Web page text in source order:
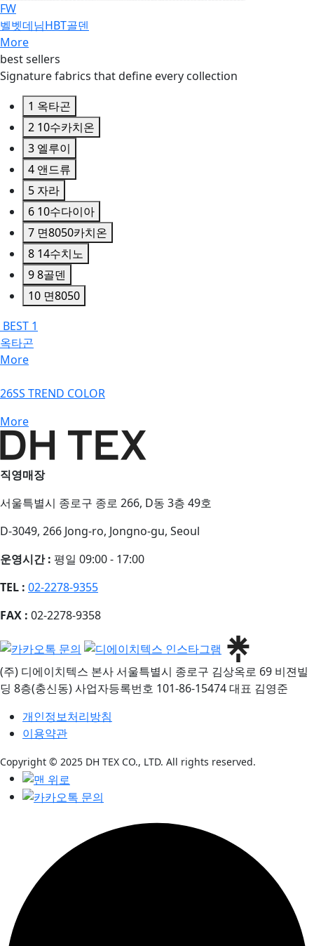
FW
벨벳데님HBT골덴
More
best sellers
Signature fabrics that define every collection
1 옥타곤
2 10수카치온
3 엘루이
4 앤드류
5 자라
6 10수다이아
7 면8050카치온
8 14수치노
98골덴
10 면8050
BEST 1
옥타곤
More
26SS TREND COLOR
More
직영매장
서울특별시 종로구 종로 266, D동 3층 49호
D-3049, 266 Jong-ro, Jongno-gu, Seoul
운영시간 : 평일 09:00 - 17:00
TEL : 02-2278-9355
FAX : 02-2278-9358
(주) 디에이치텍스 본사서울특별시 종로구 김상옥로 69 비젼빌
딩 8층(충신동)사업자등록번호 101-86-15474대표 김영준
개인정보처리방침
이용약관
Copyright © 2025 DH TEX CO., LTD. All rights reserved.